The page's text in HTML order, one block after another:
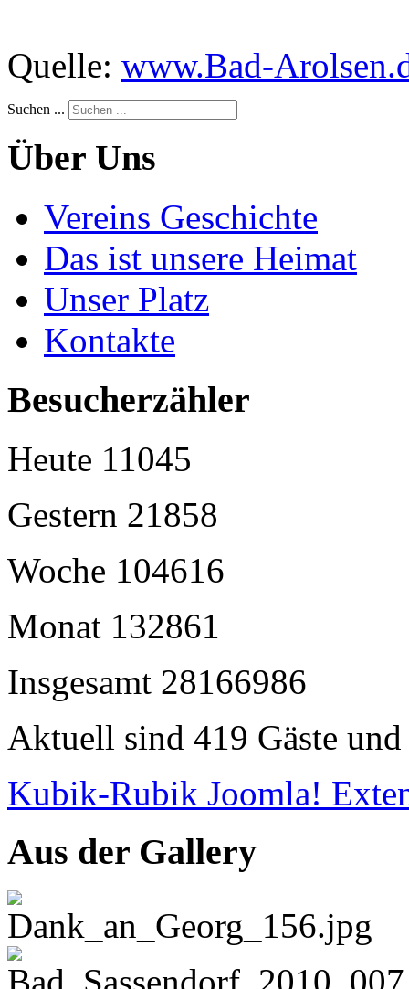
Quelle: www.Bad-
Suchen ...
Über Uns
Vereins Geschichte
Das ist unsere Heimat
Unser Platz
Kontakte
Besucherzähler
Heute 11045
Gestern 21858
Woche 104616
Monat 132861
Insgesamt 28166986
Aktuell sind 419 Gäste
Kubik-Rubik Joomla!
Aus der Gallery